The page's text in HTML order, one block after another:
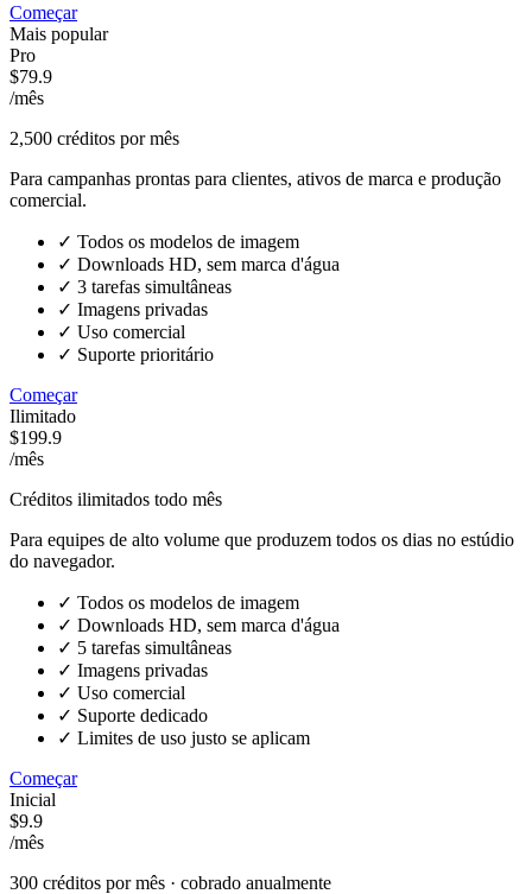
Começar
Mais popular
Pro
$79.9
/mês
2,500 créditos por mês
Para campanhas prontas para clientes, ativos de marca e produção
comercial.
✓ Todos os modelos de imagem
✓ Downloads HD, sem marca d'água
✓ 3 tarefas simultâneas
✓ Imagens privadas
✓ Uso comercial
✓ Suporte prioritário
Começar
Ilimitado
$199.9
/mês
Créditos ilimitados todo mês
Para equipes de alto volume que produzem todos os dias no estúdio
do navegador.
✓ Todos os modelos de imagem
✓ Downloads HD, sem marca d'água
✓ 5 tarefas simultâneas
✓ Imagens privadas
✓ Uso comercial
✓ Suporte dedicado
✓ Limites de uso justo se aplicam
Começar
Inicial
$9.9
/mês
300 créditos por mês · cobrado anualmente